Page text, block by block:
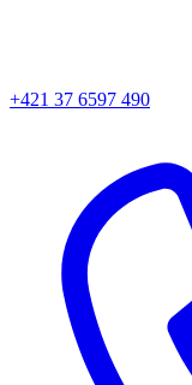
+421 37 6597 490